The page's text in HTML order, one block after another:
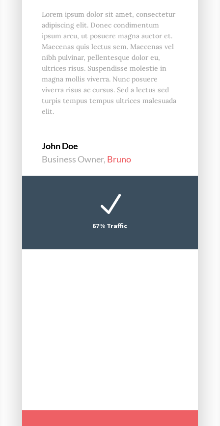
Lorem ipsum dolor sit amet, consectetur
adipiscing elit. Donec condimentum
ipsum arcu, ut posuere magna auctor et.
Maecenas quis lectus sem. Maecenas vel
nibh pulvinar, pellentesque dolor eu,
ultrices risus. Suspendisse molestie in
magna mollis viverra. Nunc posuere
viverra risus ac cursus. Sed a lectus sed
turpis tempus tempus ultrices malesuada
elit.
John Doe
Business Owner, Bruno
N
67% Traffic